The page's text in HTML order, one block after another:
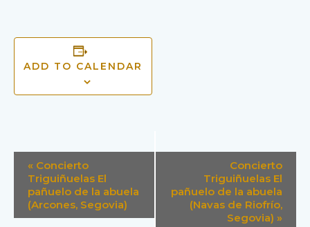
ADD TO CALENDAR
T
« Concierto
Triguiñuelas El
pañuelo de la abuela
(Arcones, Segovia)
Concierto
Triguiñuelas El
pañuelo de la abuela
(Navas de Riofrío,
Segovia) »